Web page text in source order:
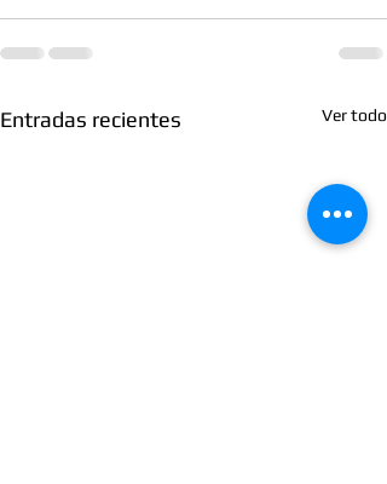
Entradas recientes Ver todo